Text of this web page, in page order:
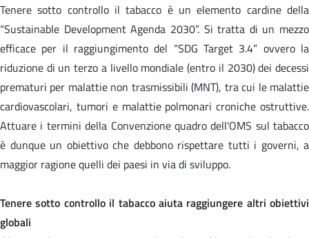
Tenere sotto controllo il tabacco è un elemento cardine della
“Sustainable Development Agenda 2030”. Si tratta di un mezzo
efficace per il raggiungimento del “SDG Target 3.4” ovvero la
riduzione di un terzo a livello mondiale (entro il 2030) dei decessi
prematuri per malattie non trasmissibili (MNT), tra cui le malattie
cardiovascolari, tumori e malattie polmonari croniche ostruttive.
Attuare i termini della Convenzione quadro dell'OMS sul tabacco
è dunque un obiettivo che debbono rispettare tutti i governi, a
maggior ragione quelli dei paesi in via di sviluppo.
Tenere sotto controllo il tabacco aiuta raggiungere altri obiettivi
globali